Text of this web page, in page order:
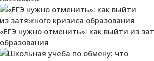
«ЕГЭ нужно отменить»: как выйти из
образования